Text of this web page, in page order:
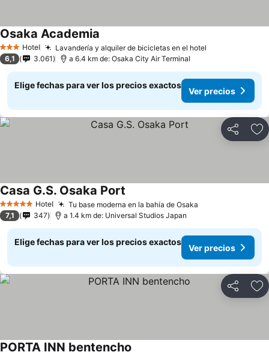
3 Estrellas
Hotel Lavandería y alquiler de bicicletas en el hotel
Osaka Academia
6,1 3.061 a 6.4 km de: Osaka City Air Terminal
Elige fechas para ver los precios exactos
Ver precios
Compartir
5 Estrellas Hotel Tu base moderna en la bahía de Osaka
Casa G.S. Osaka Port
7,1 347 a 1.4 km de: Universal Studios Japan
Elige fechas para ver los precios exactos
Ver precios
Compartir
PORTA INN bentencho